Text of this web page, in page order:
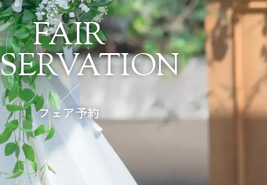
FAIR
フェア予約